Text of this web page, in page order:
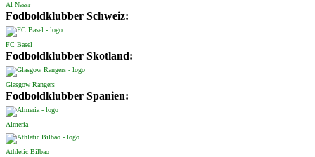
Al Nassr
Fodboldklubber Schweiz:
FC Basel
Fodboldklubber Skotland:
Glasgow Rangers
Fodboldklubber Spanien:
Almeria
Athletic Bilbao